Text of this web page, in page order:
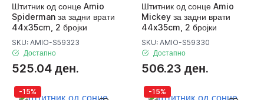
Штитник од сонце Amio
Spiderman за задни врати
44x35cm, 2 бројки
SKU: AMIO-S59323
Достапно
525.04 ден.
Штитник од сонце Amio
Mickey за задни врати
44x35cm, 2 бројки
SKU: AMIO-S59330
Достапно
506.23 ден.
-15% -15%